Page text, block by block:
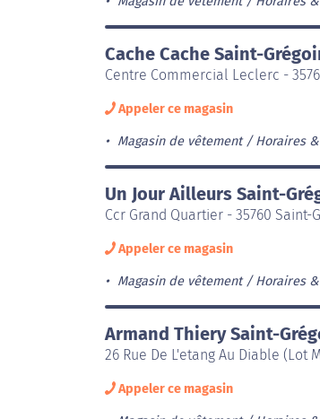
Cache Cache Saint-
Centre Commercial Leclerc -
Appeler ce magasin
Magasin de vêtement Horaires
Un Jour Ailleurs Saint-
Ccr Grand Quartier - 35760 Saint-
Appeler ce magasin
Magasin de vêtement Horaires
Armand Thiery Saint-
26 Rue De L'etang Au Diable (Lot
Appeler ce magasin